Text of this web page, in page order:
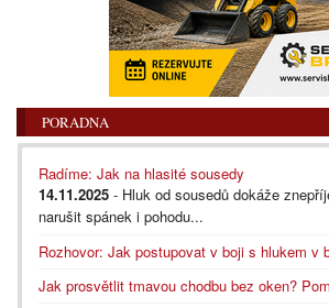
PORADNA
Radíme: Jak na hlasité sousedy
14.11.2025 - Hluk od sousedů dokáže
narušit spánek i pohodu...
Rozhovor: Jak postupovat v boji s hlukem v
Jak prosvětlit tmavou chodbu bez oken?